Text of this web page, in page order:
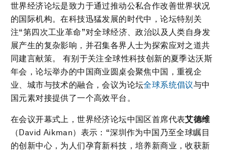
世界经济论坛是致力于通过推动公私合作改善世界状况
的国际机构。在科技迅猛发展的时代中，论坛特别关
注“第四次工业革命”对全球经济、政治以及人类自身发
展产生的复杂影响，并召集各界人士为探索应对之道共
同建言献策。 有别于关注全球性科技创新的夏季达沃斯
年会，论坛举办的中国商业圆桌会聚焦中国，重视企
业、城市与技术的融合，会议为论坛全球系统倡议与中
国元素对接提供了一个高效平台。
在会议开幕式上，世界经济论坛中国区首席代表艾德维
（David Aikman）表示：“深圳作为中国乃至全球瞩目
的创新中心，为人们孕育新科技，培养新商业，收获新